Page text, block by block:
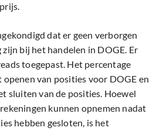
dat er geen verborgen
bij het handelen in DOGE. Er
toegepast. Het percentage
van posities voor DOGE en
sluiten van de posities. Hoewel
kunnen opnemen nadat
hebben gesloten, is het